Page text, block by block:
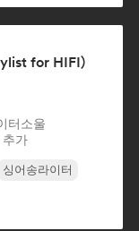
for HIFI)
터소울
추가
싱어송라이터